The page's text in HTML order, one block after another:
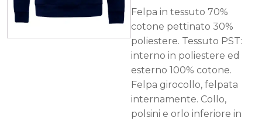
Felpa in tessuto 70%
cotone pettinato 30%
poliestere. Tessuto PST:
interno in poliestere ed
esterno 100% cotone.
Felpa girocollo, felpata
internamente. Collo,
polsini e orlo inferiore in